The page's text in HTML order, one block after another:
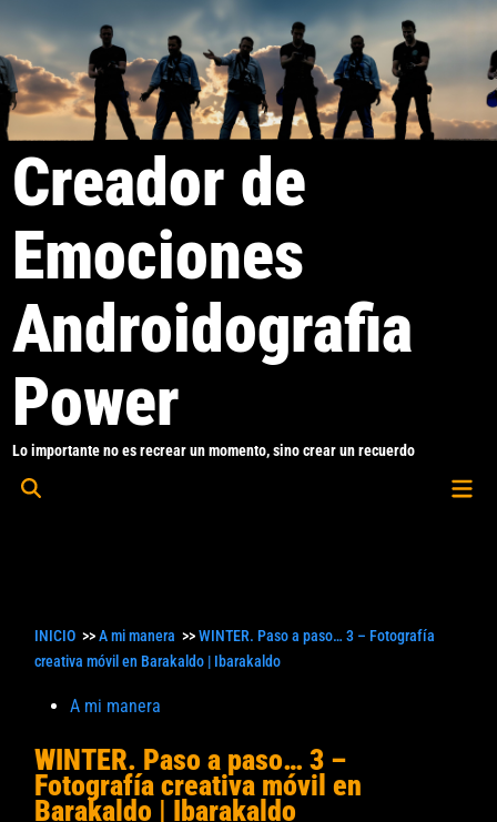
al
contenido
Creador de
Emociones
Androidografia
Power
Lo importante no es recrear un momento, sino crear un recuerdo
Abrir
INICIO >>A mi manera >>WINTER. Paso a paso… 3 – Fotografía
creativa móvil en Barakaldo | Ibarakaldo
Publicado
A mi manera
WINTER. Paso a paso… 3 –
Fotografía creativa móvil en
Barakaldo | Ibarakaldo